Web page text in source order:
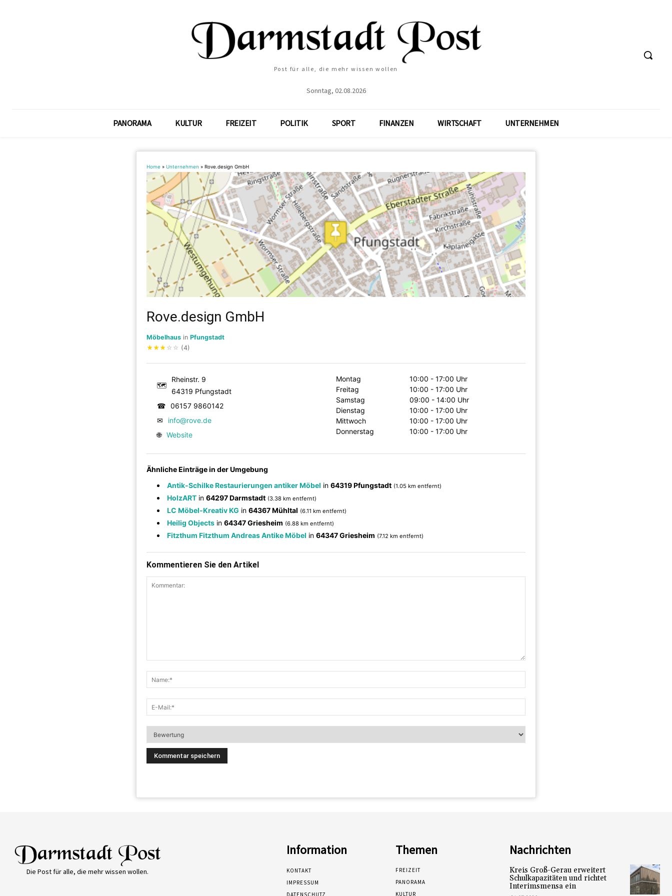
Post für alle, die mehr wissen wollen
Sonntag, 02.08.2026
PANORAMA KULTUR FREIZEIT POLITIK SPORT FINANZEN WIRTSCHAFT UNTERNEHMEN
Home » Unternehmen » Rove.design GmbH
Rove.design GmbH
Möbelhaus in Pfungstadt
★★★ ☆ ☆ (4)
🗺
Rheinstr. 9
64319 Pfungstadt
☎ 06157 9860142
✉
info@rove.de
🌐 Website
Montag
10:00 - 17:00 Uhr
Freitag
10:00 - 17:00 Uhr
Samstag
09:00 - 14:00 Uhr
Dienstag
10:00 - 17:00 Uhr
Mittwoch
10:00 - 17:00 Uhr
Donnerstag
10:00 - 17:00 Uhr
Ähnliche Einträge in der Umgebung
Antik-Schilke Restaurierungen antiker Möbel in 64319 Pfungstadt (1.05 km entfernt)
HolzART in 64297 Darmstadt (3.38 km entfernt)
LC Möbel-Kreativ KG in 64367 Mühltal (6.11 km entfernt)
Heilig Objects in 64347 Griesheim (6.88 km entfernt)
Fitzthum Fitzthum Andreas Antike Möbel in 64347 Griesheim (7.12 km entfernt)
Kommentieren Sie den Artikel
Die Post für alle, die mehr wissen wollen.
Information
KONTAKT
IMPRESSUM
DATENSCHUTZ
Themen
FREIZEIT
PANORAMA
KULTUR
Nachrichten
Kreis Groß-Gerau erweitert
Schulkapazitäten und richtet
Interimsmensa ein